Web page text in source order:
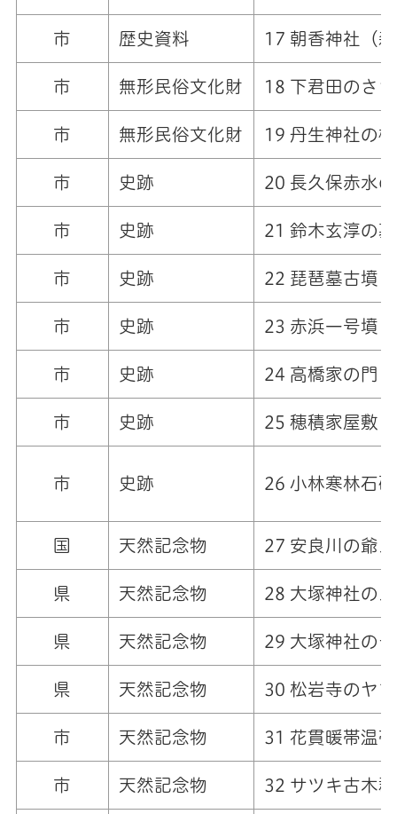
市 歴史資料 17 朝香神社（
市 無形民俗文化財 18 下君田のさ
市 無形民俗文化財 19 丹生神社の
市 史跡 20 長久保赤水
市 史跡 21 鈴木玄淳の墓
市 史跡 22 琵琶墓古墳
市 史跡 23 赤浜一号墳
市 史跡 24 高橋家の門
市 史跡 25 穂積家屋敷
市 史跡 26 小林寒林石碑
国 天然記念物 27 安良川の爺
県 天然記念物 28 大塚神社の
県 天然記念物 29 大塚神社の
県 天然記念物 30 松岩寺のヤ
市 天然記念物 31 花貫暖帯温
市 天然記念物 32 サツキ古木群